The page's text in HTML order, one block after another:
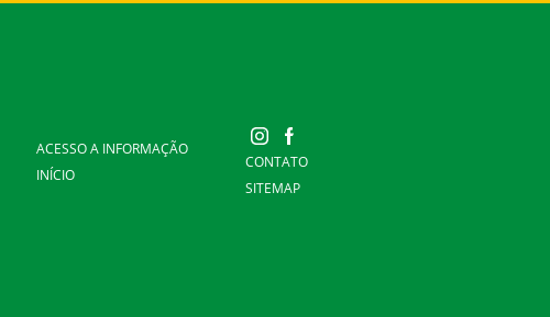
ACESSO A INFORMAÇÃO
INÍCIO
CONTATO
SITEMAP